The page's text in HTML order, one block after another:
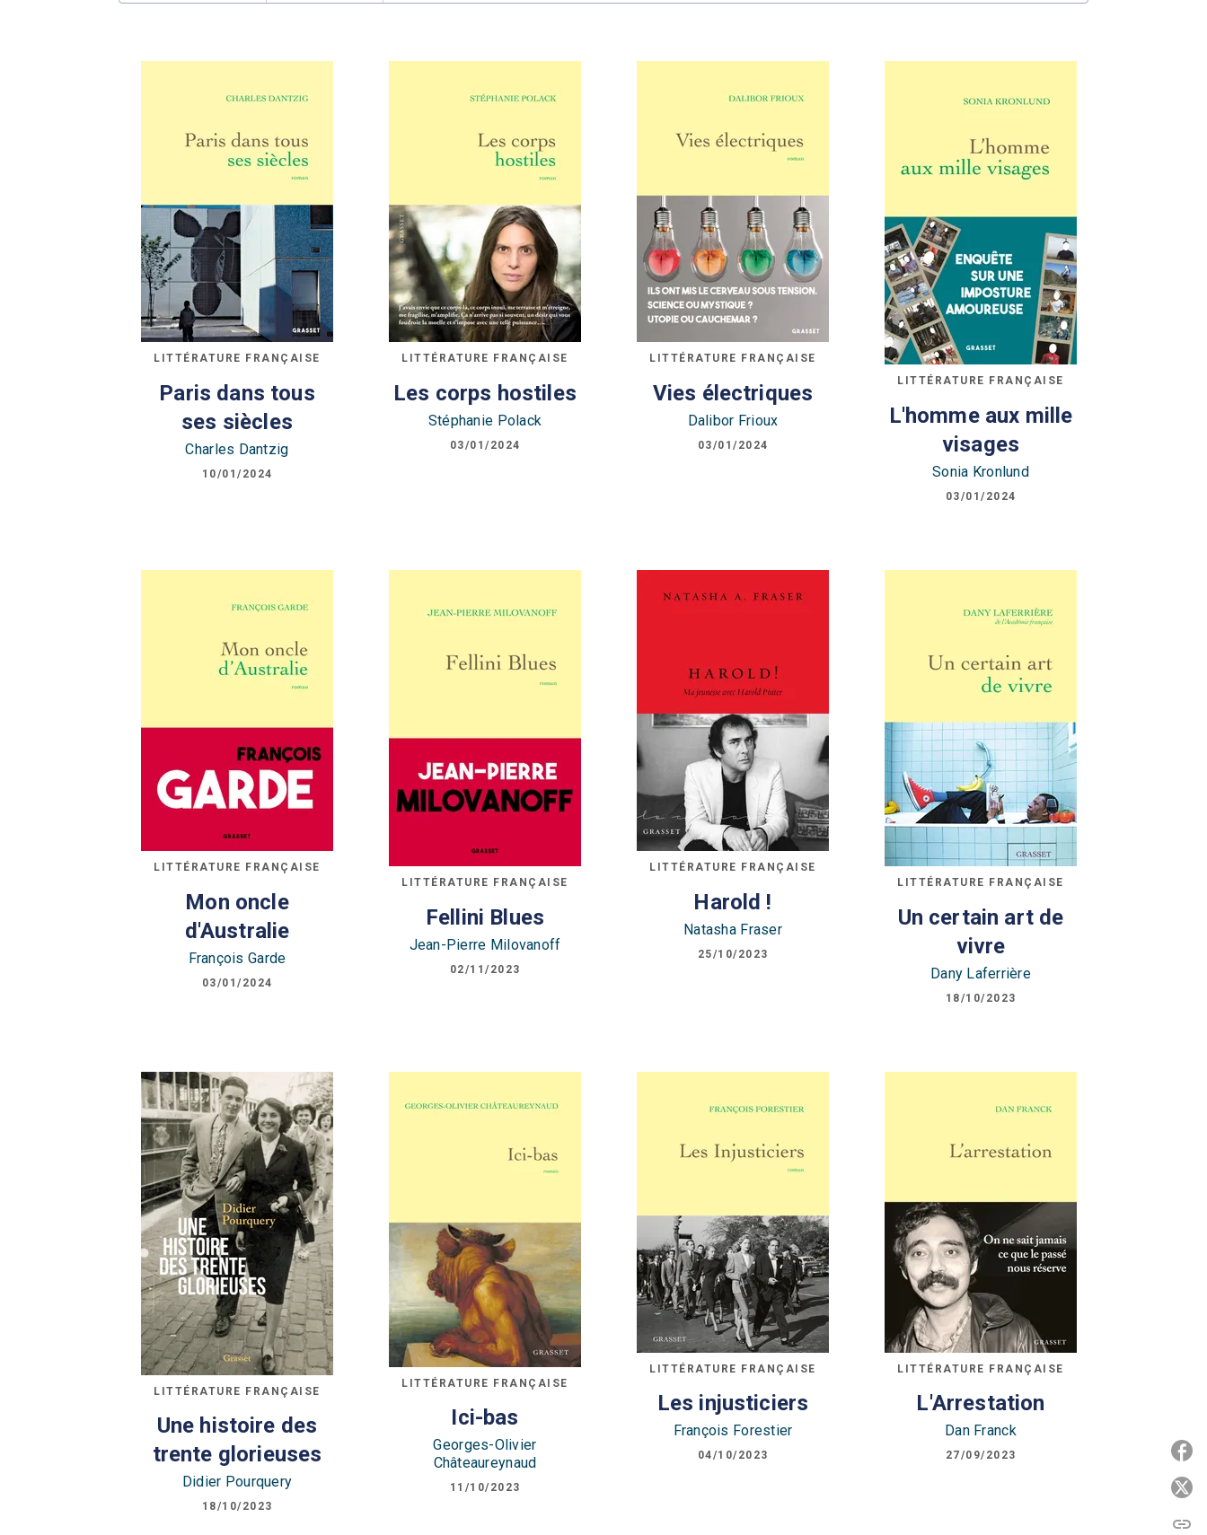
LITTÉRATURE FRANÇAISE
Paris dans tous
ses siècles
Charles Dantzig
10/01/2024
LITTÉRATURE FRANÇAISE
Les corps hostiles
Stéphanie Polack
03/01/2024
LITTÉRATURE FRANÇAISE
Vies électriques
Dalibor Frioux
03/01/2024
LITTÉRATURE FRANÇAISE
L'homme aux mille
visages
Sonia Kronlund
03/01/2024
LITTÉRATURE FRANÇAISE
Mon oncle
d'Australie
François Garde
03/01/2024
LITTÉRATURE FRANÇAISE
Fellini Blues
Jean-Pierre Milovanoff
02/11/2023
LITTÉRATURE FRANÇAISE
Harold !
Natasha Fraser
25/10/2023
LITTÉRATURE FRANÇAISE
Un certain art de
vivre
Dany Laferrière
18/10/2023
LITTÉRATURE FRANÇAISE
Une histoire des
trente glorieuses
Didier Pourquery
18/10/2023
LITTÉRATURE FRANÇAISE
Ici-bas
Georges-Olivier
Châteaureynaud
11/10/2023
LITTÉRATURE FRANÇAISE
Les injusticiers
François Forestier
04/10/2023
LITTÉRATURE FRANÇAISE
L'Arrestation
Dan Franck
27/09/2023
link